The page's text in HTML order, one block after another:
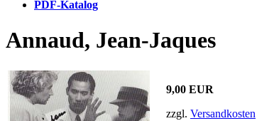
PDF-Katalog
Annaud, Jean-Jaques
9,00 EUR
zzgl. Versandkosten